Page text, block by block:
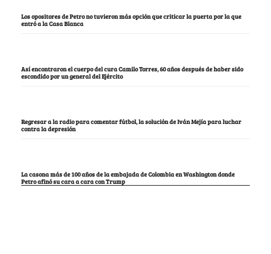
Los opositores de Petro no tuvieron más opción que criticar la puerta por la que
entró a la Casa Blanca
Así encontraron el cuerpo del cura Camilo Torres, 60 años después de haber sido
escondido por un general del Ejército
Regresar a la radio para comentar fútbol, la solución de Iván Mejía para luchar
contra la depresión
La casona más de 100 años de la embajada de Colombia en Washington donde
Petro afinó su cara a cara con Trump